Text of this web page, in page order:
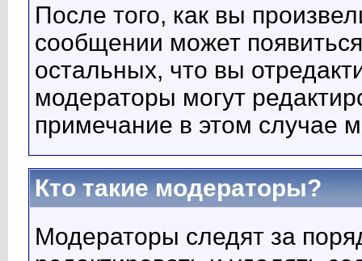
После того, как вы
сообщении может
остальных, что вы
модераторы могут
примечание в этом случае
Кто такие модераторы?
Модераторы следят за